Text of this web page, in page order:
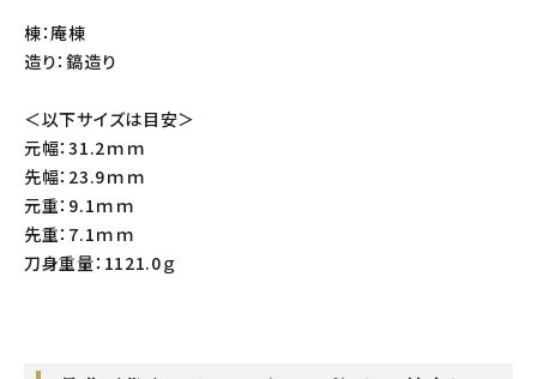
棟：庵棟
造り：鎬造り
＜以下サイズは目安＞
元幅：31.2ｍｍ
先幅：23.9ｍｍ
元重：9.1ｍｍ
先重：7.1ｍｍ
刀身重量：1121.0ｇ